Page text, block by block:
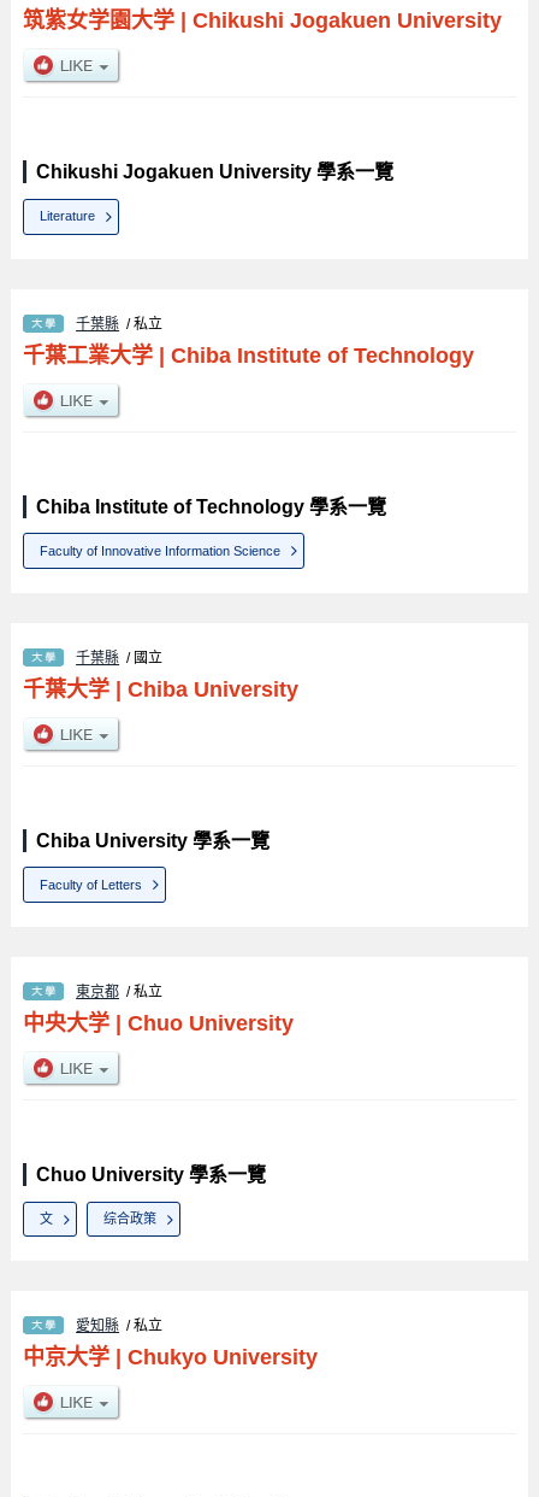
筑紫女学園大学| Chikushi Jogakuen University
Chikushi Jogakuen University 學系一覽
Literature
千葉縣 / 私立
千葉工業大学| Chiba Institute of Technology
Chiba Institute of Technology 學系一覽
Faculty of Innovative Information Science
千葉縣 / 國立
千葉大学| Chiba University
Chiba University 學系一覽
Faculty of Letters
東京都 / 私立
中央大学| Chuo University
Chuo University 學系一覽
文 综合政策
愛知縣 / 私立
中京大学| Chukyo University